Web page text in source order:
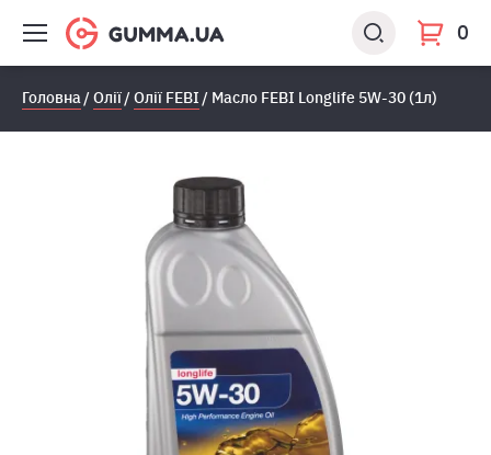
0
Головна Олії Олії FEBI Масло FEBI Longlife 5W-30 (1л)